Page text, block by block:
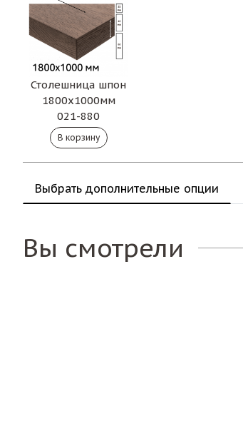
Столешница шпон
1800х1000мм
021-880
Выбрать дополнительные опции
Вы смотрели